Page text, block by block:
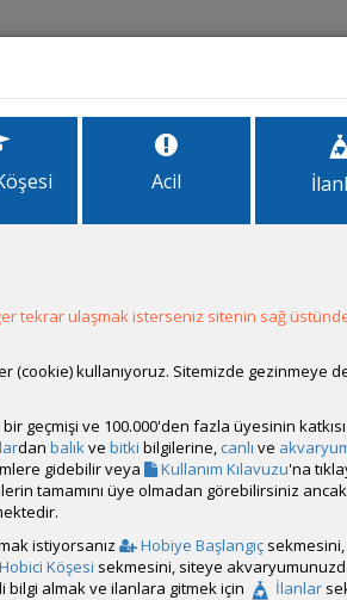
Aktif
10 Ocak 2016 20:55
0 (Son 6 Ay)
ve İlanlarını Gör
Konuları Gör
Engelini Kaldır
Acil
tekrar ulaşmak isterseniz sitenin sağ
(cookie) kullanıyoruz. Sitemizde gezinmeye
geçmişi ve 100.000'den fazla üyesinin
dan balıkve bitki bilgilerine, canlı ve
gidebilir veya
Kullanım Kılavuzu'na
tamamını üye olmadan görebilirsiniz
istiyorsanız
Hobiye Başlangıç
Hobici Köşesi sekmesini, siteye
bilgi almak ve ilanlara gitmek için İlanlar